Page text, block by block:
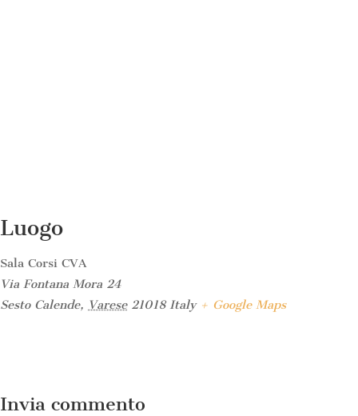
Luogo
Sala Corsi CVA
Via Fontana Mora 24
Sesto Calende, Varese 21018 Italy + Google Maps
Invia commento